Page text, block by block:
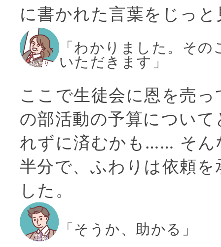
に書かれた言葉をじっ
「わかりました。そ
いただきます」
ここで生徒会に恩を売
の部活動の予算につい
れずに済むかも…… そん
半分で、ふわりは依頼
した。
「そうか、助かる」